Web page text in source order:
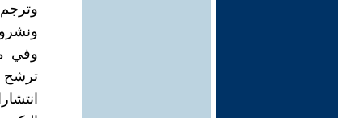
وترجم
وفي
ترشح